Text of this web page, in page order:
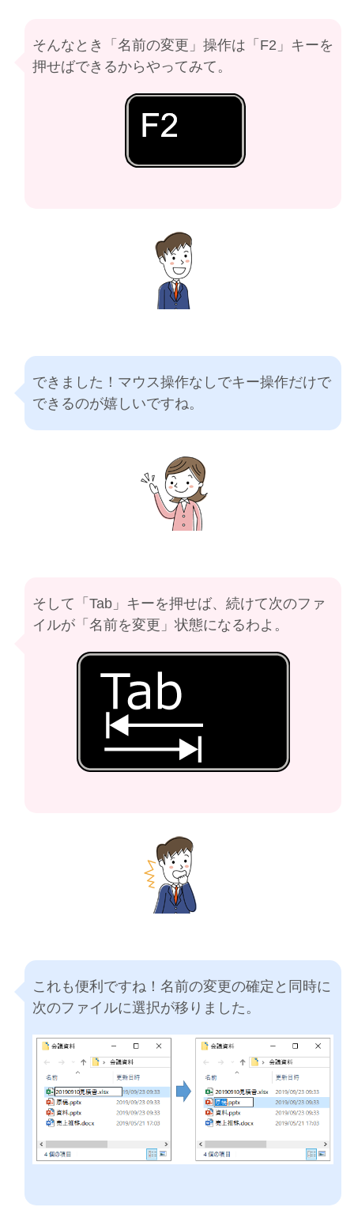
そんなとき「名前の変更」操作は「F2」キーを
押せばできるからやってみて。
できました！マウス操作なしでキー操作だけで
できるのが嬉しいですね。
そして「Tab」キーを押せば、続けて次のファ
イルが「名前を変更」状態になるわよ。
これも便利ですね！名前の変更の確定と同時に
次のファイルに選択が移りました。